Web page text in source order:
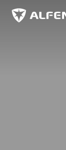
Sauter au